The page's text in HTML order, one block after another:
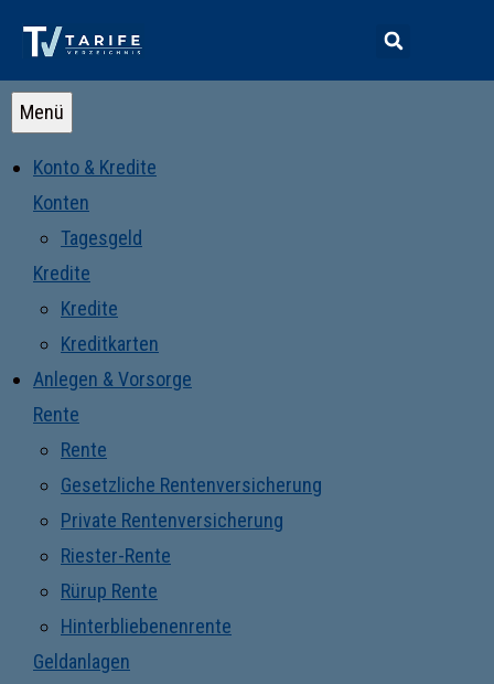
Menü
Konto & Kredite
Konten
Tagesgeld
Kredite
Kredite
Kreditkarten
Anlegen & Vorsorge
Rente
Rente
Gesetzliche Rentenversicherung
Private Rentenversicherung
Riester-Rente
Rürup Rente
Hinterbliebenenrente
Geldanlagen